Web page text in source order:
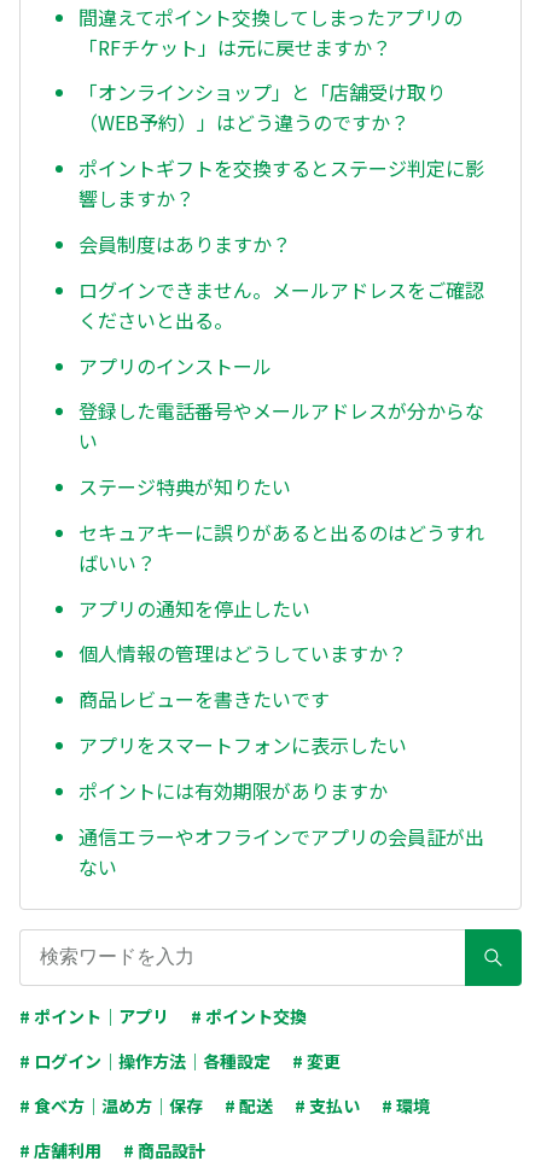
間違えてポイント交換してしまったアプリの
「RFチケット」は元に戻せますか？
「オンラインショップ」と「店舗受け取り
（WEB予約）」はどう違うのですか？
ポイントギフトを交換するとステージ判定に影
響しますか？
会員制度はありますか？
ログインできません。メールアドレスをご確認
くださいと出る。
アプリのインストール
登録した電話番号やメールアドレスが分からな
い
ステージ特典が知りたい
セキュアキーに誤りがあると出るのはどうすれ
ばいい？
アプリの通知を停止したい
個人情報の管理はどうしていますか？
商品レビューを書きたいです
アプリをスマートフォンに表示したい
ポイントには有効期限がありますか
通信エラーやオフラインでアプリの会員証が出
ない
# ポイント｜アプリ
# ポイント交換
# ログイン｜操作方法｜各種設定
# 変更
# 食べ方｜温め方｜保存
# 配送 # 支払い
# 環境
# 店舗利用
# 商品設計